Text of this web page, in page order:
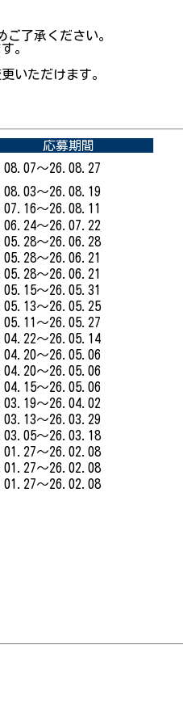
了承ください。
。
いただけます。
応募期間
～26.08.27
～26.08.19
～26.08.11
～26.07.22
～26.06.28
～26.06.21
～26.06.21
～26.05.31
～26.05.25
～26.05.27
～26.05.14
～26.05.06
～26.05.06
～26.05.06
～26.04.02
～26.03.29
～26.03.18
～26.02.08
～26.02.08
～26.02.08